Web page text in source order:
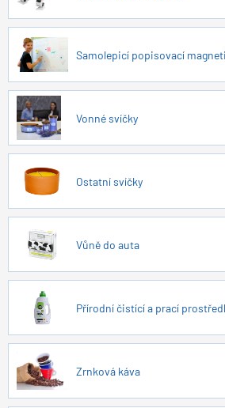
Samolepicí popisovací
Vonné svíčky
Ostatní svíčky
Vůně do auta
Přírodní čistící a prací
Zrnková káva